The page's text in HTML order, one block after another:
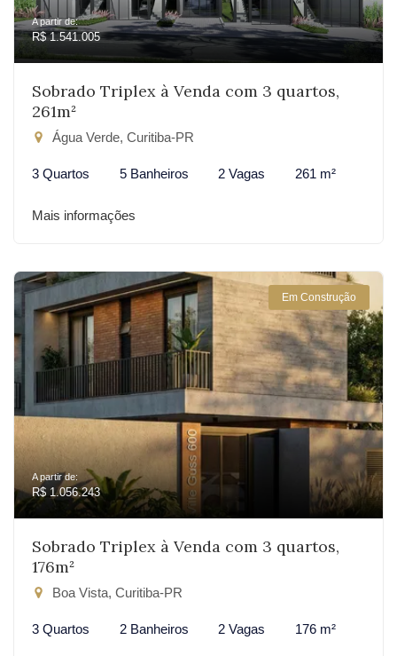
A partir de:
R$ 1.541.005
Sobrado Triplex à Venda com 3 quartos,
261m²
Água Verde, Curitiba-PR
3 Quartos 5 Banheiros 2 Vagas 261 m²
Mais informações
Em Construção
A partir de:
R$ 1.056.243
Sobrado Triplex à Venda com 3 quartos,
176m²
Boa Vista, Curitiba-PR
3 Quartos 2 Banheiros 2 Vagas 176 m²